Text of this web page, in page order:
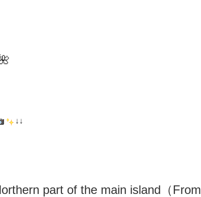
↓↓
orthern part of the main island（From